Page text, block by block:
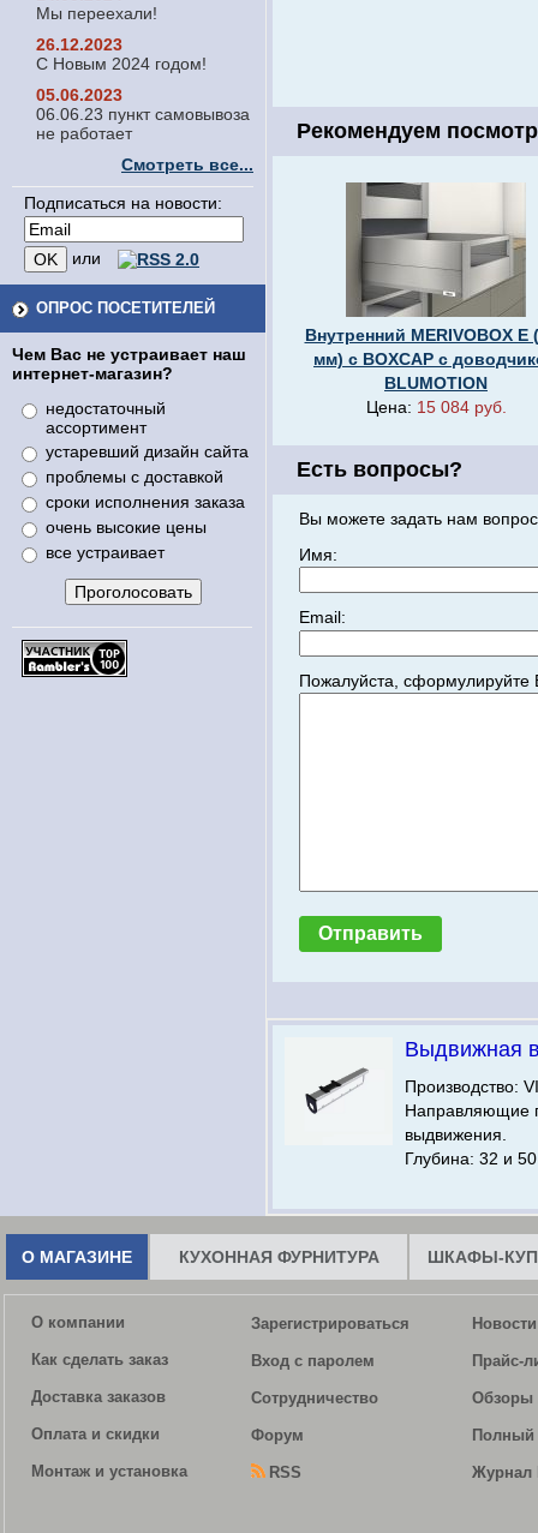
Мы переехали!
26.12.2023
С Новым 2024 годом!
05.06.2023
06.06.23 пункт самовывоза
не работает
Смотреть все...
Подписаться на новости:
или
ОПРОС ПОСЕТИТЕЛЕЙ
Чем Вас не устраивает наш
интернет-магазин?
недостаточный
ассортимент
устаревший дизайн сайта
проблемы с доставкой
сроки исполнения заказа
очень высокие цены
все устраивает
Рекомендуем
Внутренний MERIVOBOX E
мм) с BOXCAP с
BLUMOTION
Цена: 15 084 руб.
Есть вопросы?
Вы можете задать нам
Имя:
Email:
Пожалуйста,
Выдвижная
Производство:
Направляющие
выдвижения.
Глубина: 32 и
О МАГАЗИНЕ КУХОННАЯ ФУРНИТУРА ШКАФЫ-
О компании
Как сделать заказ
Доставка заказов
Оплата и скидки
Монтаж и установка
Зарегистрироваться
Вход с паролем
Сотрудничество
Форум
RSS
Новости
Прайс-
Обзоры
Полный
Журнал